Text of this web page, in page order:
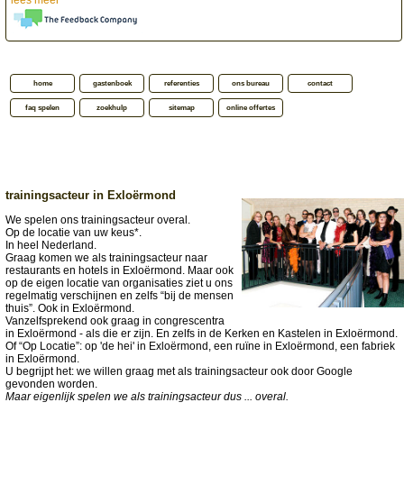
home gastenboek referenties ons bureau contact
faq spelen zoekhulp sitemap online offertes
trainingsacteur in Exloërmond
We spelen ons trainingsacteur overal.
Op de locatie van uw keus*.
In heel Nederland.
Graag komen we als trainingsacteur naar
restaurants en hotels in Exloërmond. Maar ook
op de eigen locatie van organisaties ziet u ons
regelmatig verschijnen en zelfs “bij de mensen
thuis”. Ook in Exloërmond.
Vanzelfsprekend ook graag in congrescentra
in Exloërmond - als die er zijn. En zelfs in de Kerken en Kastelen in Exloërmond.
Of “Op Locatie”: op 'de hei' in Exloërmond, een ruïne in Exloërmond, een fabriek
in Exloërmond.
U begrijpt het: we willen graag met als trainingsacteur ook door Google
gevonden worden.
Maar eigenlijk spelen we als trainingsacteur dus ... overal.